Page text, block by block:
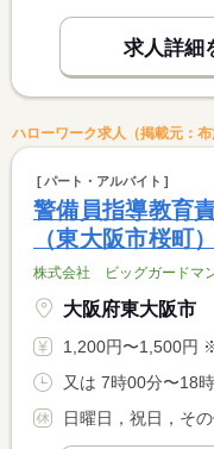
求人詳細
ハローワーク求人（掲載元：布
パート・アルバイト
警備員指導教
（東大阪市桜町）
株式会社 ビッグガードマ
大阪府東大阪市
1,200円〜1,500円 ※フルタイム求人の
日曜日，祝日，そ